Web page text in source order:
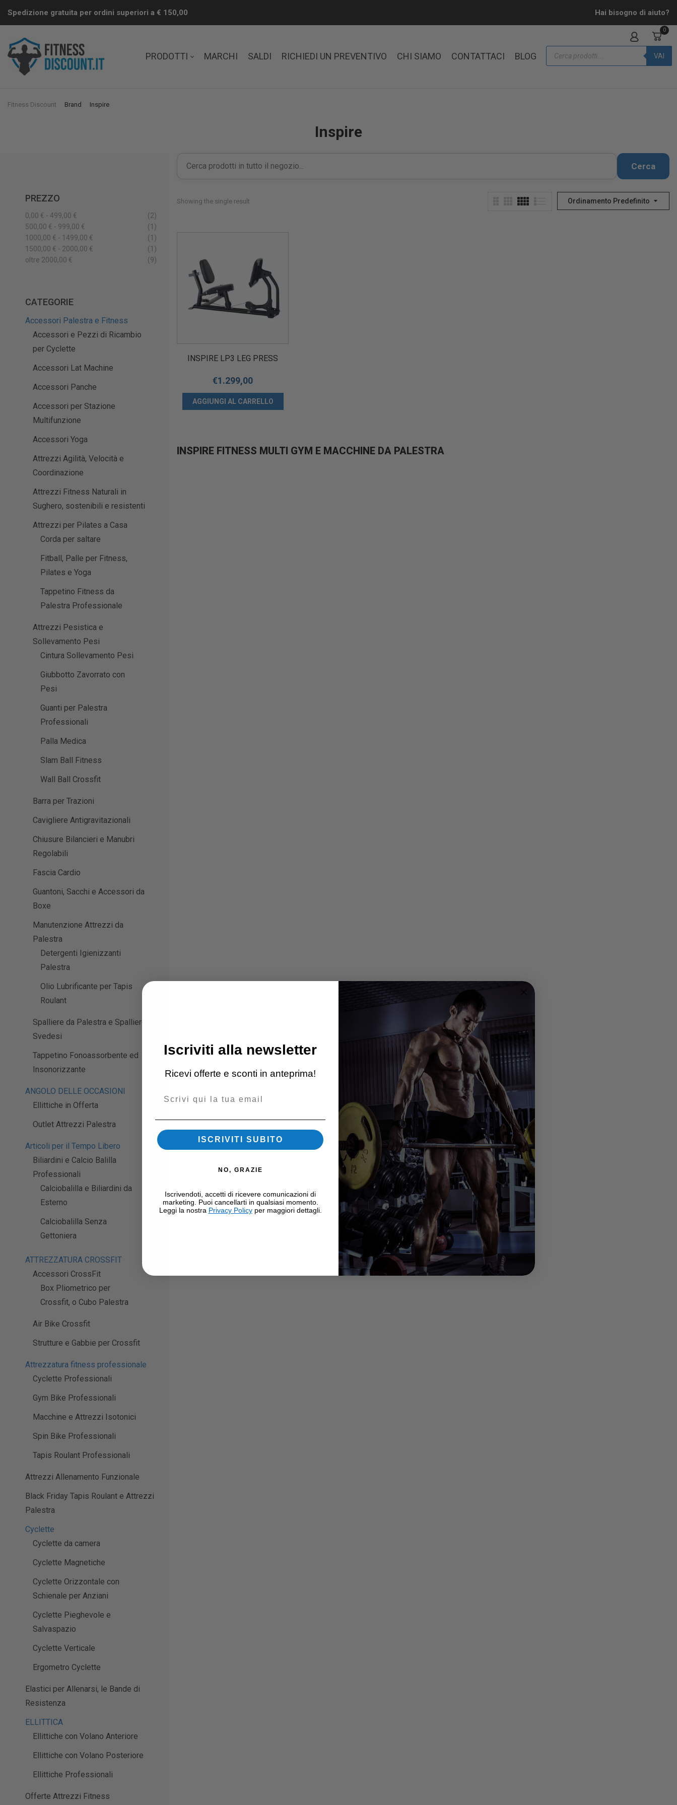
Spedizione gratuita per ordini superiori a € 150,00 Hai bisogno di aiuto?
PRODOTTI MARCHI SALDI RICHIEDI UN PREVENTIVO CHI SIAMO CONTATTACI BLOG
0
VAI
Fitness Discount Brand Inspire
Inspire
PREZZO
0,00 € - 499,00 €
(2)
500,00 € - 999,00 €
(1)
1000,00 € - 1499,00 €
(1)
1500,00 € - 2000,00 €
(1)
oltre 2000,00 €
(9)
CATEGORIE
Accessori Palestra e Fitness
Accessori e Pezzi di Ricambio
per Cyclette
Accessori Lat Machine
Accessori Panche
Accessori per Stazione
Multifunzione
Accessori Yoga
Attrezzi Agilità, Velocità e
Coordinazione
Attrezzi Fitness Naturali in
Sughero, sostenibili e resistenti
Attrezzi per Pilates a Casa
Corda per saltare
Fitball, Palle per Fitness,
Pilates e Yoga
Tappetino Fitness da
Palestra Professionale
Attrezzi Pesistica e
Sollevamento Pesi
Cintura Sollevamento Pesi
Giubbotto Zavorrato con
Pesi
Guanti per Palestra
Professionali
Palla Medica
Slam Ball Fitness
Wall Ball Crossfit
Barra per Trazioni
Cavigliere Antigravitazionali
Chiusure Bilancieri e Manubri
Regolabili
Fascia Cardio
Guantoni, Sacchi e Accessori da
Boxe
Manutenzione Attrezzi da
Palestra
Detergenti Igienizzanti
Palestra
Olio Lubrificante per Tapis
Roulant
Spalliere da Palestra e Spalliere
Svedesi
Tappetino Fonoassorbente ed
Insonorizzante
ANGOLO DELLE OCCASIONI
Ellittiche in Offerta
Outlet Attrezzi Palestra
Articoli per il Tempo Libero
Biliardini e Calcio Balilla
Professionali
Calciobalilla e Biliardini da
Esterno
Calciobalilla Senza
Gettoniera
ATTREZZATURA CROSSFIT
Accessori CrossFit
Box Pliometrico per
Crossfit, o Cubo Palestra
Air Bike Crossfit
Strutture e Gabbie per Crossfit
Attrezzatura fitness professionale
Cyclette Professionali
Gym Bike Professionali
Macchine e Attrezzi Isotonici
Spin Bike Professionali
Tapis Roulant Professionali
Attrezzi Allenamento Funzionale
Black Friday Tapis Roulant e Attrezzi
Palestra
Cyclette
Cyclette da camera
Cyclette Magnetiche
Cyclette Orizzontale con
Schienale per Anziani
Cyclette Pieghevole e
Salvaspazio
Cyclette Verticale
Ergometro Cyclette
Elastici per Allenarsi, le Bande di
Resistenza
ELLITTICA
Ellittiche con Volano Anteriore
Ellittiche con Volano Posteriore
Ellittiche Professionali
Offerte Attrezzi Fitness
Cerca
Ordinamento Predefinito
Showing the single result
INSPIRE LP3 LEG PRESS
€1.299,00
AGGIUNGI AL CARRELLO
INSPIRE FITNESS MULTI GYM E MACCHINE DA PALESTRA
Iscriviti alla newsletter
Ricevi offerte e sconti in anteprima!
ISCRIVITI SUBITO
NO, GRAZIE
Iscrivendoti, accetti di ricevere comunicazioni di
marketing. Puoi cancellarti in qualsiasi momento.
Leggi la nostra Privacy Policyper maggiori dettagli.